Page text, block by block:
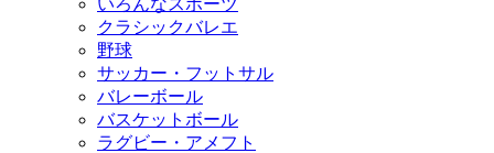
クラシックバレエ
野球
サッカー・フットサル
バレーボール
バスケットボール
ラグビー・アメフト